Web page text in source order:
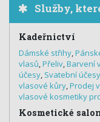
Služby,
Kadeřnictví
Dámské střihy,
vlasů,Přeliv,Barvení
účesy, Svatební účesy
vlasové kůry,Prodej
vlasové kosmetiky
Kosmetické